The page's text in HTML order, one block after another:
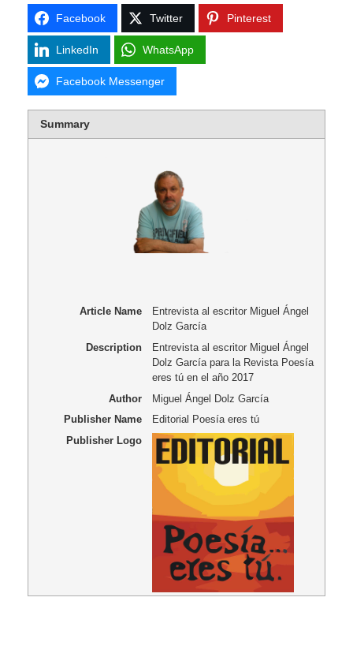
Facebook Twitter Pinterest
LinkedIn WhatsApp
Facebook Messenger
Summary
Article Name
Entrevista al escritor Miguel Ángel
Dolz García
Description
Entrevista al escritor Miguel Ángel
Dolz García para la Revista Poesía
eres tú en el año 2017
Author
Miguel Ángel Dolz García
Publisher Name
Editorial Poesía eres tú
Publisher Logo